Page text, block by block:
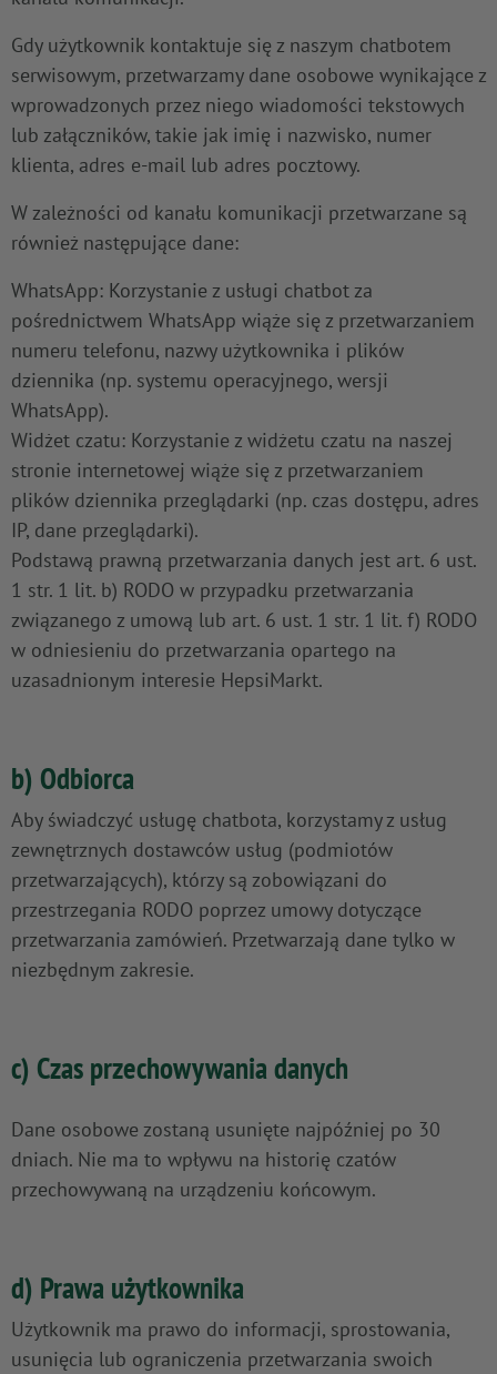
Gdy użytkownik kontaktuje się z naszym chatbotem
serwisowym, przetwarzamy dane osobowe wynikające z
wprowadzonych przez niego wiadomości tekstowych
lub załączników, takie jak imię i nazwisko, numer
klienta, adres e-mail lub adres pocztowy.
W zależności od kanału komunikacji przetwarzane są
również następujące dane:
WhatsApp: Korzystanie z usługi chatbot za
pośrednictwem WhatsApp wiąże się z przetwarzaniem
numeru telefonu, nazwy użytkownika i plików
dziennika (np. systemu operacyjnego, wersji
WhatsApp).
Widżet czatu: Korzystanie z widżetu czatu na naszej
stronie internetowej wiąże się z przetwarzaniem
plików dziennika przeglądarki (np. czas dostępu, adres
IP, dane przeglądarki).
Podstawą prawną przetwarzania danych jest art. 6 ust.
1 str. 1 lit. b) RODO w przypadku przetwarzania
związanego z umową lub art. 6 ust. 1 str. 1 lit. f) RODO
w odniesieniu do przetwarzania opartego na
uzasadnionym interesie HepsiMarkt.
b) Odbiorca
Aby świadczyć usługę chatbota, korzystamy z usług
zewnętrznych dostawców usług (podmiotów
przetwarzających), którzy są zobowiązani do
przestrzegania RODO poprzez umowy dotyczące
przetwarzania zamówień. Przetwarzają dane tylko w
niezbędnym zakresie.
c) Czas przechowywania danych
Dane osobowe zostaną usunięte najpóźniej po 30
dniach. Nie ma to wpływu na historię czatów
przechowywaną na urządzeniu końcowym.
d) Prawa użytkownika
Użytkownik ma prawo do informacji, sprostowania,
usunięcia lub ograniczenia przetwarzania swoich